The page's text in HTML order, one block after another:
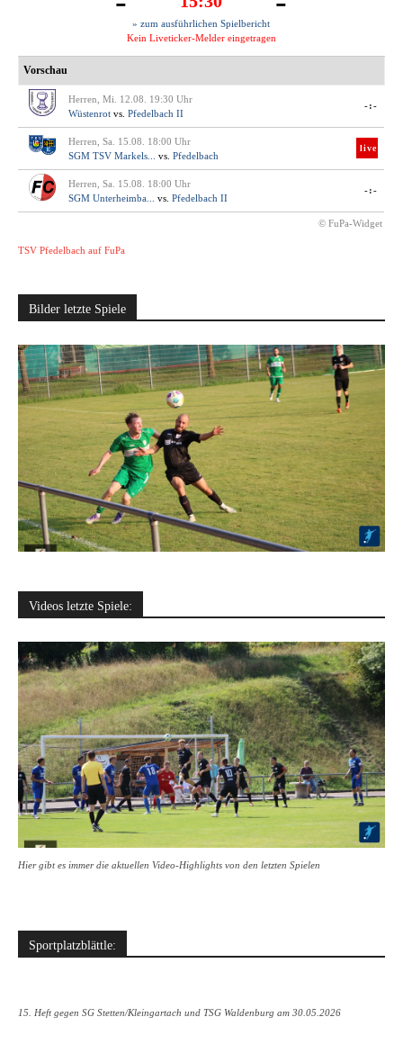
» zum ausführlichen Spielbericht
Kein Liveticker-Melder eingetragen
Vorschau
Herren, Mi. 12.08. 19:30 Uhr
Wüstenrot vs. Pfedelbach II
-:-
Herren, Sa. 15.08. 18:00 Uhr
SGM TSV Markels...
vs. Pfedelbach
live
Herren, Sa. 15.08. 18:00 Uhr
SGM Unterheimba...
vs. Pfedelbach II
-:-
© FuPa-Widget
TSV Pfedelbach auf FuPa
Bilder letzte Spiele
Videos letzte Spiele:
Hier gibt es immer die aktuellen Video-Highlights von den letzten Spielen
Sportplatzblättle:
15. Heft gegen SG Stetten/Kleingartach und TSG Waldenburg am 30.05.2026